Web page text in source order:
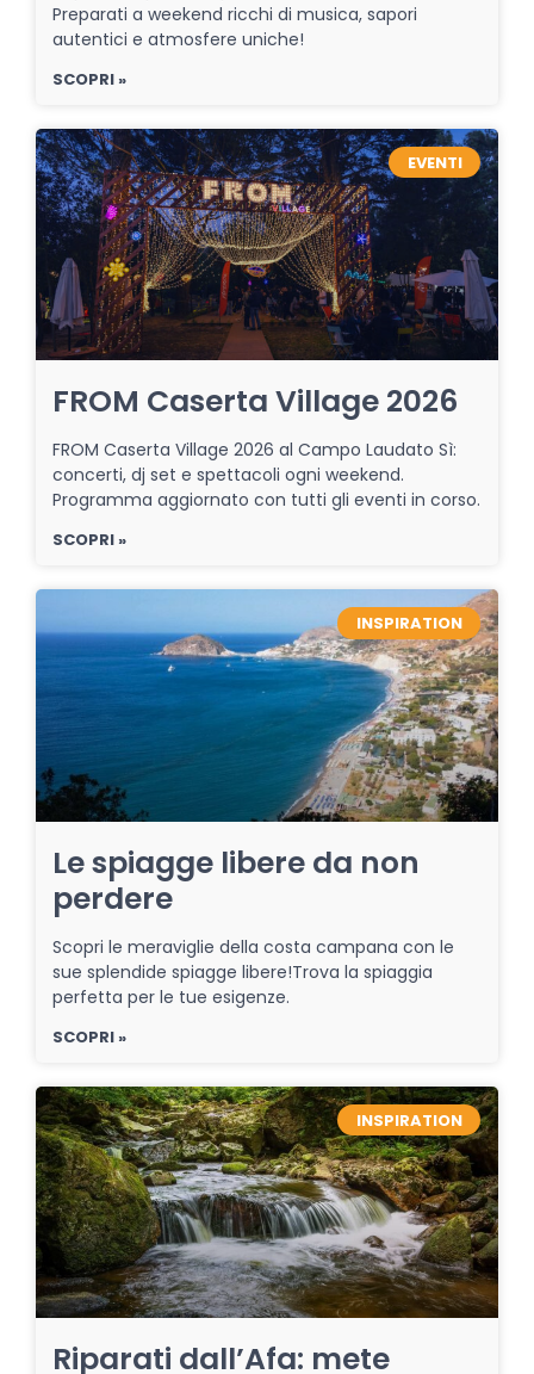
Preparati a weekend ricchi di musica, sapori
autentici e atmosfere uniche!
SCOPRI »
EVENTI
FROM Caserta Village 2026
FROM Caserta Village 2026 al Campo Laudato Sì:
concerti, dj set e spettacoli ogni weekend.
Programma aggiornato con tutti gli eventi in corso.
SCOPRI »
INSPIRATION
Le spiagge libere da non
perdere
Scopri le meraviglie della costa campana con le
sue splendide spiagge libere!Trova la spiaggia
perfetta per le tue esigenze.
SCOPRI »
INSPIRATION
Riparati dall’Afa: mete